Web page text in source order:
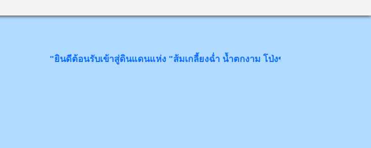
"ยินดีต้อนรับเข้าสู่ดินแดนแห่ง "ส้มเกลี้ยงฉ่ำ น้ำตกงาม โป่งข่ามขลัง วังหินอ่อน" ด้วยความยิ